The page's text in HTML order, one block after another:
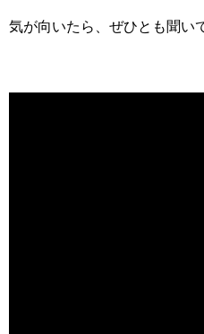
気が向いたら、ぜひとも聞い